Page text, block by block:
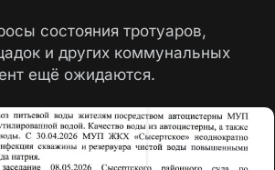
состояния тротуаров,
и других коммунальных
ещё ожидаются.